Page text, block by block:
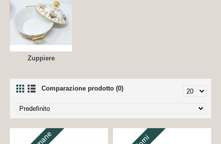
Zuppiere
Comparazione prodotto (0)